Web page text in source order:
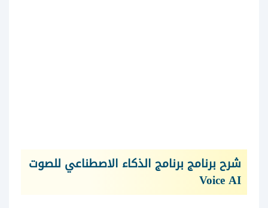
شرح برنامج برنامج الذكاء الاصطناعي للصوت
Voice AI